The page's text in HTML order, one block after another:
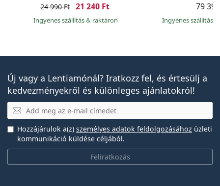
24 990 Ft 21 240 Ft
Ingyenes szállítás& raktáron
79
Ingyenes szállítás
Új vagy a Lentiamónál? Iratkozz fel, és értesülj a
kedvezményekről és különleges ajánlatokról!
E-mail
Feliratkozás
Hozzájárulok a(z) személyes adatok feldolgozásához üzleti
kommunikáció küldése céljából.